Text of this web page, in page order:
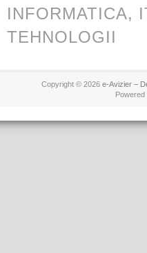
INFORMATICA,
TEHNOLOGII
Copyright © 2026 e-Avizier –